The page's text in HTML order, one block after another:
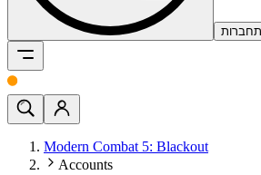
Modern Combat 5: Blackout
Accounts